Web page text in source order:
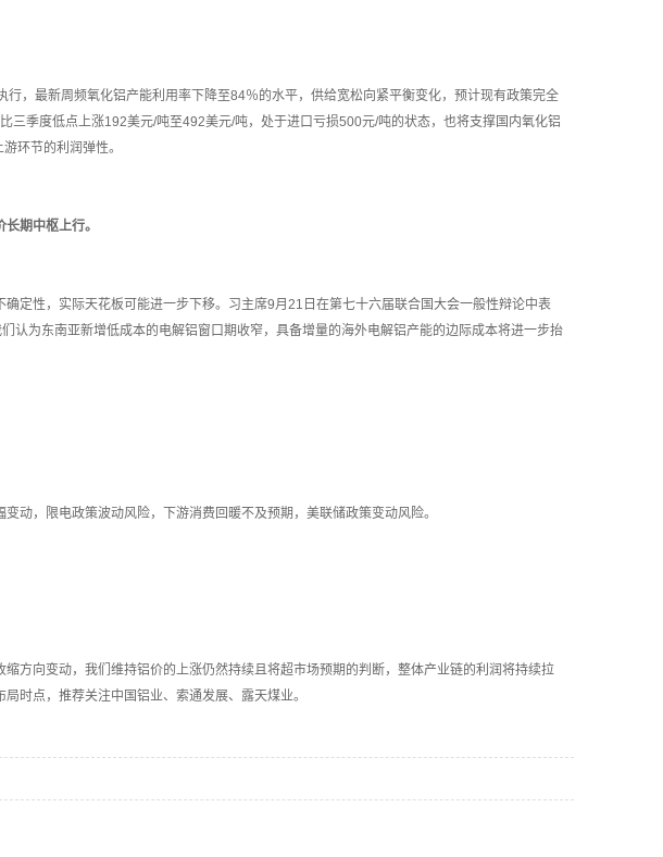
最新周频氧化铝产能利用率下降至84％的水平，供给宽松向紧平衡变化，预计现有政策完全
季度低点上涨192美元/吨至492美元/吨，处于进口亏损500元/吨的状态，也将支撑国内氧化铝
环节的利润弹性。
期中枢上行。
性，实际天花板可能进一步下移。习主席9月21日在第七十六届联合国大会一般性辩论中表
认为东南亚新增低成本的电解铝窗口期收窄，具备增量的海外电解铝产能的边际成本将进一步抬
，限电政策波动风险，下游消费回暖不及预期，美联储政策变动风险。
向变动，我们维持铝价的上涨仍然持续且将超市场预期的判断，整体产业链的利润将持续拉
时点，推荐关注中国铝业、索通发展、露天煤业。